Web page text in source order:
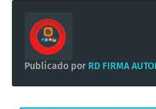
Publicado por RD FIRMA